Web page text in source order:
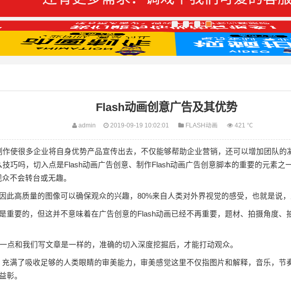
Flash动画创意广告及其优势
admin 2019-09-19 10:02:01 FLASH动画 421 ℃
使很多企业将自身优势产品宣传出去，不仅能够帮助企业营销，还可以增加团队
巧吗，切入点是Flash动画广告创意、制作Flash动画广告创意脚本的重要的元素
不会转台或无趣。
质量的图像可以确保观众的兴趣，80%来自人类对外界视觉的感受，也就是说，
要的，但这并不意味着在广告创意的Flash动画已经不再重要，题材、拍摄角度、
和我们写文章是一样的，准确的切入深度挖掘后，才能打动观众。
了吸收足够的人类眼睛的审美能力，审美感觉这里不仅指图片和解释，音乐，节
彰。